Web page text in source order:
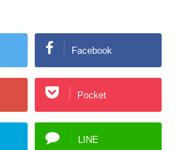
Facebook
Pocket
LINE